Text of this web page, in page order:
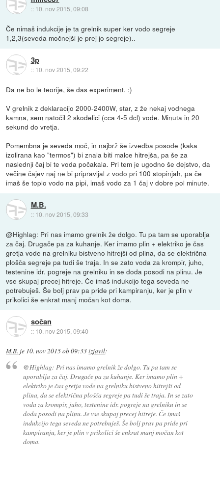
:: 10. nov 2015, 09:08
Če nimaš indukcije je ta grelnik super ker vodo segreje
1,2,3(seveda močnejši je prej jo segreje)..
3p
:: 10. nov 2015, 09:22
Da ne bo le teorije, še das experiment. :)
V grelnik z deklaracijo 2000-2400W, star, z že nekaj vodnega
kamna, sem natočil 2 skodelici (cca 4-5 dcl) vode. Minuta in 20
sekund do vretja.
Pomembna je seveda moč, in najbrž še izvedba posode (kaka
izolirana kao "termos") bi znala biti malce hitrejša, pa še za
naslednji čaj bi te voda počakala. Pri tem je ugodno še dejstvo, da
večine čajev naj ne bi pripravljal z vodo pri 100 stopinjah, pa če
imaš še toplo vodo na pipi, imaš vodo za 1 čaj v dobre pol minute.
M.B.
:: 10. nov 2015, 09:33
@Highlag: Pri nas imamo grelnik že dolgo. Tu pa tam se uporablja
za čaj. Drugače pa za kuhanje. Ker imamo plin + elektriko je čas
gretja vode na grelniku bistveno hitrejši od plina, da se električna
plošča segreje pa tudi še traja. In se zato voda za krompir, juho,
testenine idr. pogreje na grelniku in se doda posodi na plinu. Je
vse skupaj precej hitreje. Če imaš indukcijo tega seveda ne
potrebuješ. Še bolj prav pa pride pri kampiranju, ker je plin v
prikolici še enkrat manj močan kot doma.
sočan
:: 10. nov 2015, 09:40
M.B. je 10. nov 2015 ob 09:33izjavil:
@Highlag: Pri nas imamo grelnik že dolgo. Tu pa tam se
uporablja za čaj. Drugače pa za kuhanje. Ker imamo plin +
elektriko je čas gretja vode na grelniku bistveno hitrejši od
plina, da se električna plošča segreje pa tudi še traja. In se zato
voda za krompir, juho, testenine idr. pogreje na grelniku in se
doda posodi na plinu. Je vse skupaj precej hitreje. Če imaš
indukcijo tega seveda ne potrebuješ. Še bolj prav pa pride pri
kampiranju, ker je plin v prikolici še enkrat manj močan kot
doma.